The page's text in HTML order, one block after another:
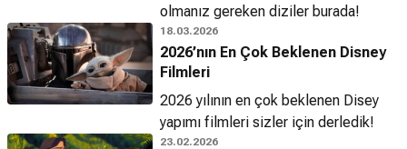
olmanız gereken diziler burada!
18.03.2026
2026’nın En Çok Beklenen Disney
Filmleri
2026 yılının en çok beklenen Disey
yapımı filmleri sizler için derledik!
23.02.2026